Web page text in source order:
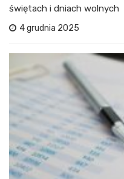
świętach i dniach wolnych
4 grudnia 2025